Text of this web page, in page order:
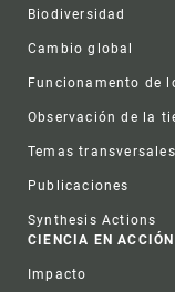
Biodiversidad
Cambio global
Funcionamento de
Observación de la
Temas transversales
Publicaciones
Synthesis Actions
CIENCIA EN ACCIÓN
Impacto